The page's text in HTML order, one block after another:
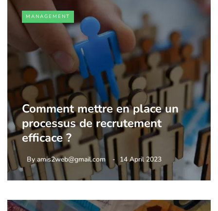
MANAGEMENT
Comment mettre en place un
processus de recrutement
efficace ?
By amis2web@gmail.com 14 April 2023